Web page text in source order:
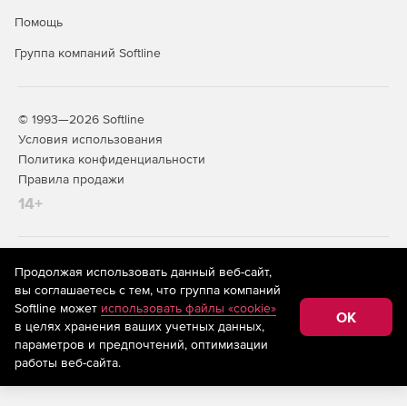
Помощь
Группа компаний Softline
© 1993—2026 Softline
Условия использования
Политика конфиденциальности
Правила продажи
14+
На информационном ресурсе store.softline.ru применяются
рекомендательные технологии
(информационные технологии
предоставления информации на основе сбора,
систематизации и анализа сведений, относящихся к
предпочтениям пользователей сети «Интернет»,
находящихся на территории Российской Федерации)
Продолжая использовать данный веб-сайт,
вы соглашаетесь с тем, что группа компаний
Softline может использовать файлы «cookie»
в целях хранения ваших учетных данных,
параметров и предпочтений, оптимизации
работы веб-сайта.
OK